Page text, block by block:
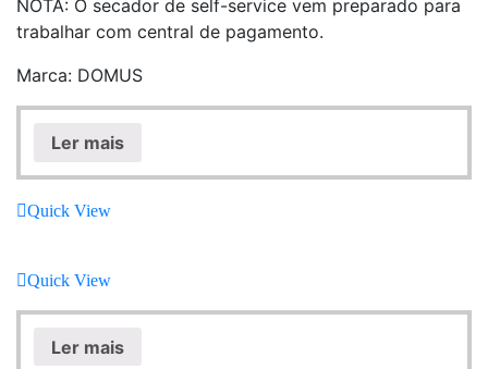
NOTA: O secador de self-service vem preparado para
trabalhar com central de pagamento.
Marca: DOMUS
Ler mais
Quick View
Quick View
Ler mais